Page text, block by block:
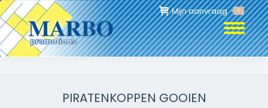
Mijn aanvraag 0
PIRATENKOPPEN GOOIEN